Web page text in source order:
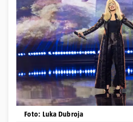
Foto: Luka Dubroja